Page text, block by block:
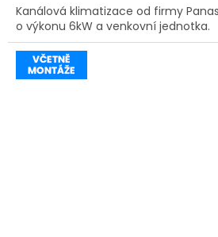
Kanálová klimatizace od firmy
o výkonu 6kW a venkovní jednotka.